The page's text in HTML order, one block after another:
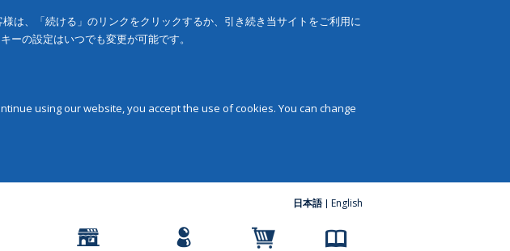
は、「続ける」のリンクをクリックするか、引き続き当サイトをご利用に
の設定はいつでも変更が可能です。
using our website, you accept the use of cookies. You can change
日本語 English